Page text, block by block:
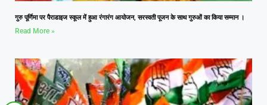
गुरु पूर्णिमा पर पैराडाइज स्कूल में हुआ रंगारंग आयोजन, सरस्वती पूजन के साथ गुरुओं का किया सम्मान ।
Read More »